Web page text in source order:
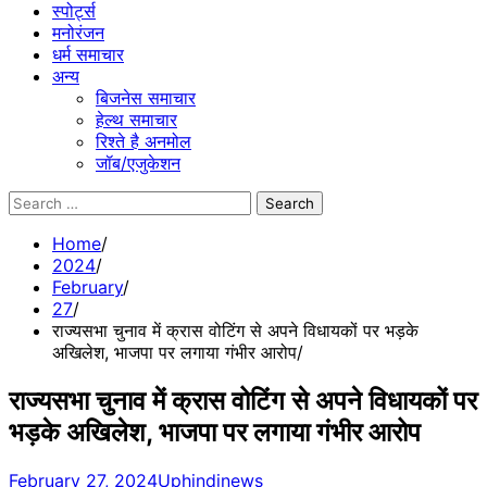
स्पोर्ट्स
मनोरंजन
धर्म समाचार
अन्य
बिजनेस समाचार
हेल्थ समाचार
रिश्ते है अनमोल
जॉब/एजुकेशन
Search
Home
2024
February
27
राज्यसभा चुनाव में क्रास वोटिंग से अपने विधायकों पर भड़के
अखिलेश, भाजपा पर लगाया गंभीर आरोप
राज्यसभा चुनाव में क्रास वोटिंग से अपने विधायकों पर
भड़के अखिलेश, भाजपा पर लगाया गंभीर आरोप
February 27, 2024Uphindinews